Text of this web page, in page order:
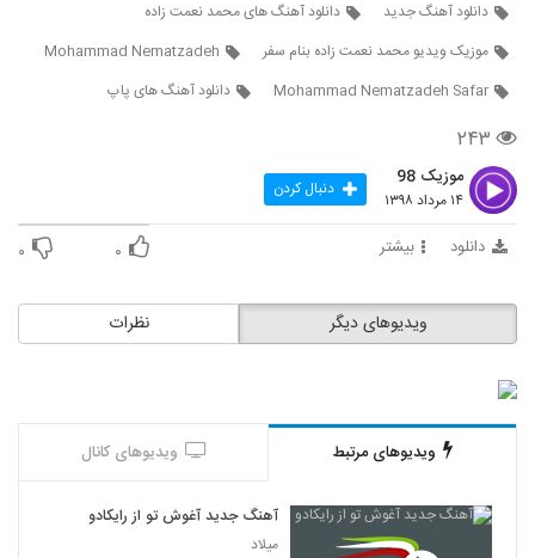
5323 رفت دلم
5325
موزیک زیبای دورت بگردم از محمد میزبانی
5326
موزیک زیبای دختره خان از وحید سام
۲۶۲ بازدید
میثم هیوا آهنگ یواشکی
دانلود آهنگ جدید
دانلود آهنگ های محمد نعمت زاده
موزیک ویدیو محمد نعمت زاده بنام سفر
Mohammad Nematzadeh
Mohammad Nematzadeh Safar
دانلود آهنگ های پاپ
۲۴۳
موزیک 98
۱۴ مرداد ۱۳۹۸ دنبال کردن
دانلود بیشتر ۰ ۰
نظرات ویدیوهای دیگر
ویدیوهای مرتبط ویدیوهای کانال
آهنگ جدید آغوش تو از رایکادو
میلاد